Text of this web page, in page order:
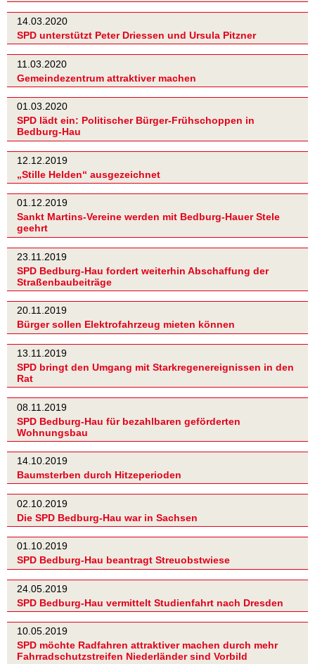
14.03.2020
SPD unterstützt Peter Driessen und Ursula Pitzner
11.03.2020
Gemeindezentrum attraktiver machen
01.03.2020
SPD lädt ein: Politischer Bürger-Frühschoppen in
Bedburg-Hau
12.12.2019
„Stille Helden“ ausgezeichnet
01.12.2019
Sankt Martins-Vereine werden mit Bedburg-Hauer Stele
geehrt
23.11.2019
SPD Bedburg-Hau fordert weiterhin Abschaffung der
Straßenbaubeiträge
20.11.2019
Bürger sollen Elektrofahrzeug mieten können
13.11.2019
SPD bringt den Umgang mit Starkregenereignissen in den
Rat
08.11.2019
SPD Bedburg-Hau für bezahlbaren geförderten
Wohnungsbau
14.10.2019
Baumsterben durch Hitzeperioden
02.10.2019
Die SPD Bedburg-Hau war in Sachsen
01.10.2019
SPD Bedburg-Hau beantragt Streuobstwiese
24.05.2019
SPD Bedburg-Hau vermittelt Studienfahrt nach Dresden
10.05.2019
SPD möchte Radfahren attraktiver machen durch mehr
Fahrradschutzstreifen Niederländer sind Vorbild